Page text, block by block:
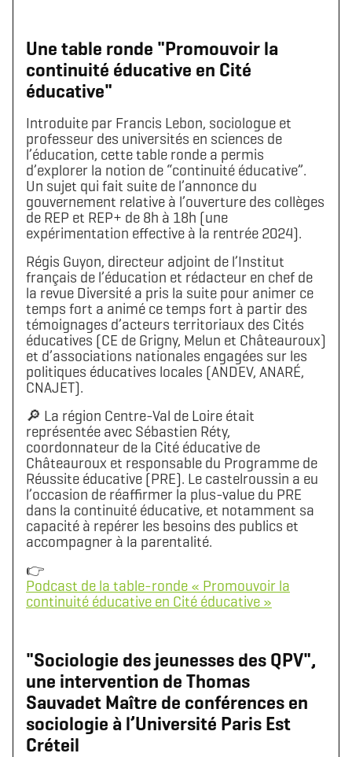
Une table ronde "Promouvoir la
continuité éducative en Cité
éducative"
Introduite par Francis Lebon, sociologue et
professeur des universités en sciences de
l’éducation, cette table ronde a permis
d’explorer la notion de “continuité éducative”.
Un sujet qui fait suite de l’annonce du
gouvernement relative à l’ouverture des collèges
de REP et REP+ de 8h à 18h (une
expérimentation effective à la rentrée 2024).
Régis Guyon, directeur adjoint de l’Institut
français de l’éducation et rédacteur en chef de
la revue Diversité a pris la suite pour animer ce
temps fort a animé ce temps fort à partir des
témoignages d’acteurs territoriaux des Cités
éducatives (CE de Grigny, Melun et Châteauroux)
et d’associations nationales engagées sur les
politiques éducatives locales (ANDEV, ANARÉ,
CNAJET).
🔎 La région Centre-Val de Loire était
représentée avec Sébastien Réty,
coordonnateur de la Cité éducative de
Châteauroux et responsable du Programme de
Réussite éducative (PRE). Le castelroussin a eu
l’occasion de réaffirmer la plus-value du PRE
dans la continuité éducative, et notamment sa
capacité à repérer les besoins des publics et
accompagner à la parentalité.
👉
Podcast de la table-ronde « Promouvoir la
continuité éducative en Cité éducative »
"Sociologie des jeunesses des QPV",
une intervention de Thomas
Sauvadet Maître de conférences en
sociologie à l’Université Paris Est
Créteil